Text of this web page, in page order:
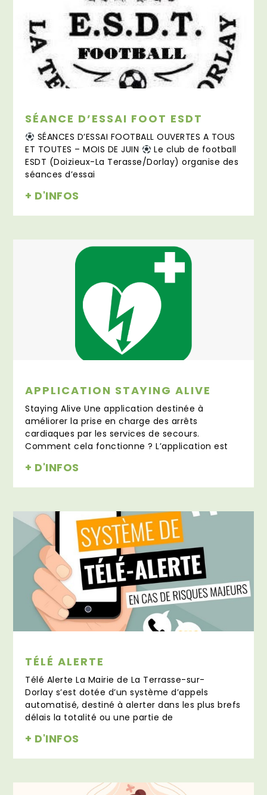
SÉANCE D’ESSAI FOOT ESDT
SÉANCES D’ESSAI FOOTBALL OUVERTES A TOUS
ET TOUTES – MOIS DE JUIN
Le club de football
ESDT (Doizieux-La Terasse/Dorlay) organise des
séances d’essai
+ D'INFOS
APPLICATION STAYING ALIVE
Staying Alive Une application destinée à
améliorer la prise en charge des arrêts
cardiaques par les services de secours.
Comment cela fonctionne ? L’application est
+ D'INFOS
TÉLÉ ALERTE
Télé Alerte La Mairie de La Terrasse-sur-
Dorlay s’est dotée d’un système d’appels
automatisé, destiné à alerter dans les plus brefs
délais la totalité ou une partie de
+ D'INFOS